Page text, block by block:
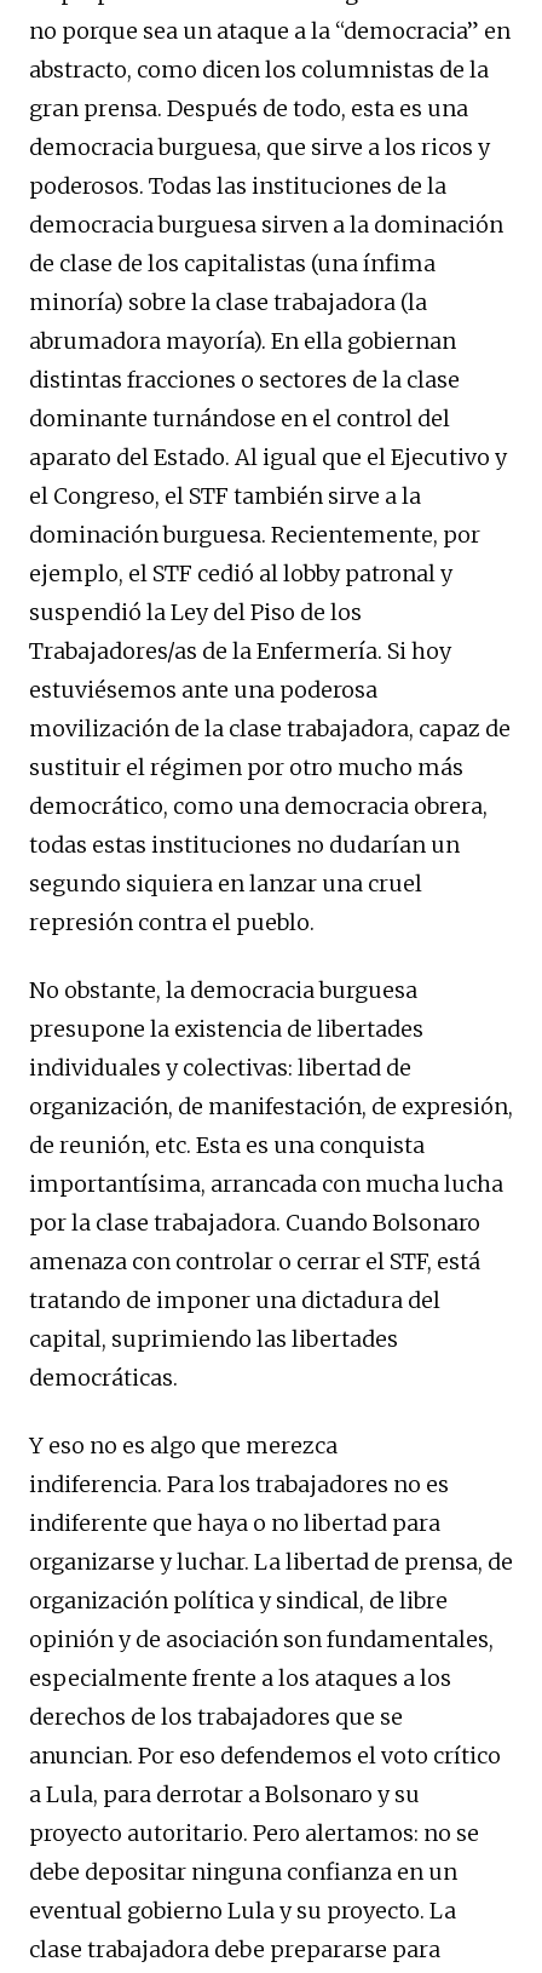
no porque sea un ataque a la “democracia” en
abstracto, como dicen los columnistas de la
gran prensa. Después de todo, esta es una
democracia burguesa, que sirve a los ricos y
poderosos. Todas las instituciones de la
democracia burguesa sirven a la dominación
de clase de los capitalistas (una ínfima
minoría) sobre la clase trabajadora (la
abrumadora mayoría). En ella gobiernan
distintas fracciones o sectores de la clase
dominante turnándose en el control del
aparato del Estado. Al igual que el Ejecutivo y
el Congreso, el STF también sirve a la
dominación burguesa. Recientemente, por
ejemplo, el STF cedió al lobby patronal y
suspendió la Ley del Piso de los
Trabajadores/as de la Enfermería. Si hoy
estuviésemos ante una poderosa
movilización de la clase trabajadora, capaz de
sustituir el régimen por otro mucho más
democrático, como una democracia obrera,
todas estas instituciones no dudarían un
segundo siquiera en lanzar una cruel
represión contra el pueblo.
No obstante, la democracia burguesa
presupone la existencia de libertades
individuales y colectivas: libertad de
organización, de manifestación, de expresión,
de reunión, etc. Esta es una conquista
importantísima, arrancada con mucha lucha
por la clase trabajadora. Cuando Bolsonaro
amenaza con controlar o cerrar el STF, está
tratando de imponer una dictadura del
capital, suprimiendo las libertades
democráticas.
Y eso no es algo que merezca
indiferencia. Para los trabajadores no es
indiferente que haya o no libertad para
organizarse y luchar. La libertad de prensa, de
organización política y sindical, de libre
opinión y de asociación son fundamentales,
especialmente frente a los ataques a los
derechos de los trabajadores que se
anuncian. Por eso defendemos el voto crítico
a Lula, para derrotar a Bolsonaro y su
proyecto autoritario. Pero alertamos: no se
debe depositar ninguna confianza en un
eventual gobierno Lula y su proyecto. La
clase trabajadora debe prepararse para